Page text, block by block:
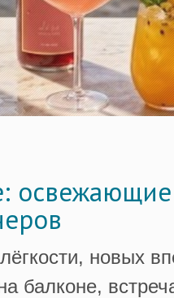
новых
балконе,